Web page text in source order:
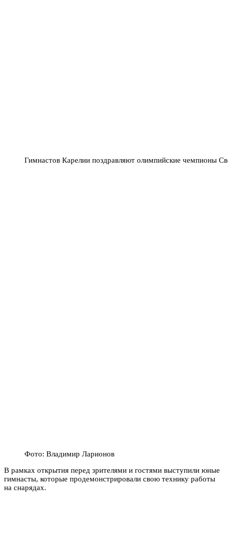
Гимнастов Карелии поздравляют олимпийские чемпионы
Фото: Владимир Ларионов
В рамках открытия перед зрителями и гостями выступили юные
гимнасты, которые продемонстрировали свою технику работы
на снарядах.